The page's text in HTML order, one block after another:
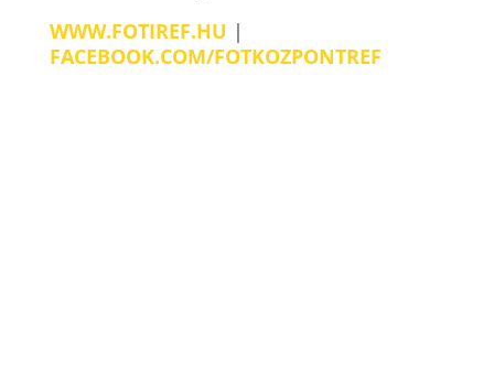
WWW.FOTIREF.HU |
FACEBOOK.COM/FOTKOZPONTREF